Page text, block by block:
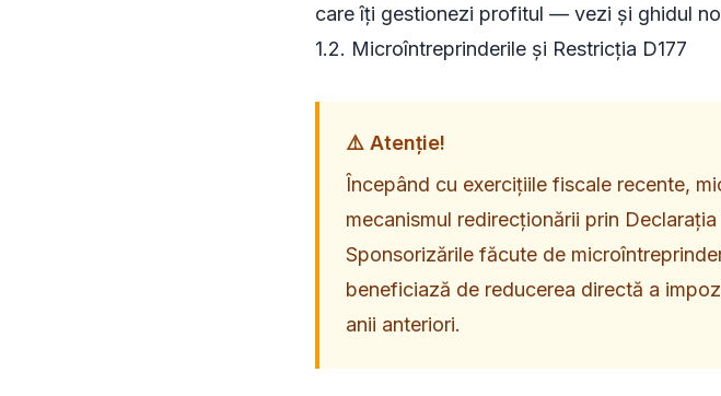
care îți gestionezi profitul — vezi și ghidul
1.2. Microîntreprinderile și Restricția D177
⚠️ Atenție!
Începând cu exercițiile fiscale recente,
mecanismul redirecționării prin
Sponsorizările făcute de
beneficiază de reducerea directă a
anii anteriori.